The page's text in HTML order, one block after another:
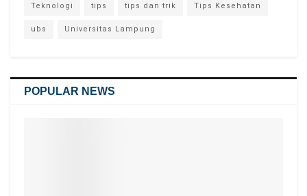
Teknologi tips tips dan trik Tips Kesehatan
ubs Universitas Lampung
POPULAR NEWS